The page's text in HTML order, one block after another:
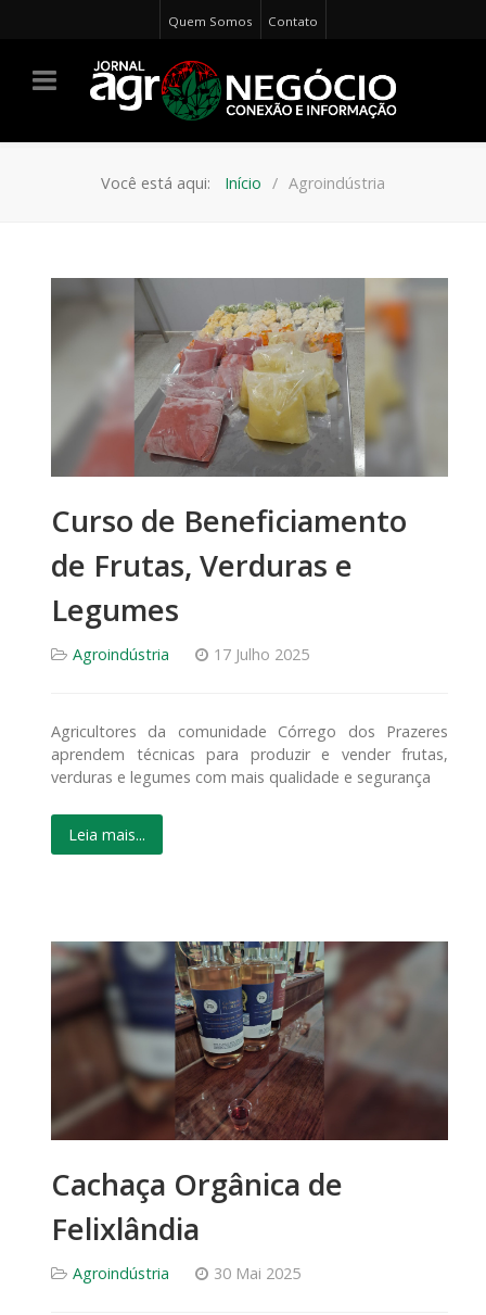
Quem Somos Contato
Você está aqui: Início Agroindústria
Curso de Beneficiamento
de Frutas, Verduras e
Legumes
Agroindústria 17 Julho 2025
Agricultores da comunidade Córrego dos Prazeres
aprendem técnicas para produzir e vender frutas,
verduras e legumes com mais qualidade e segurança
Leia mais...
Cachaça Orgânica de
Felixlândia
Agroindústria 30 Mai 2025